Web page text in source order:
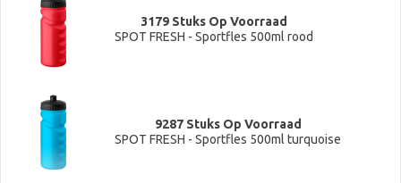
3179 Stuks Op Voorraad
SPOT FRESH - Sportfles 500ml rood
9287 Stuks Op Voorraad
SPOT FRESH - Sportfles 500ml turquoise